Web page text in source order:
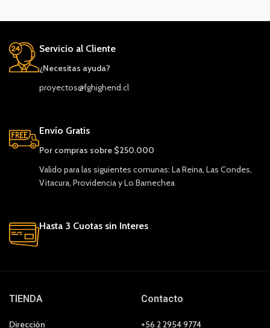
Servicio al Cliente
¿Necesitas ayuda?
proyectos@fghighend.cl
Envío Gratis
Por compras sobre $250.000
Valido para las siguientes comunas: La Reina, Las Condes,
Vitacura, Providencia y Lo Barnechea
Hasta 3 Cuotas sin Interes
TIENDA
Dirección
Contacto
+56 2 2954 9774